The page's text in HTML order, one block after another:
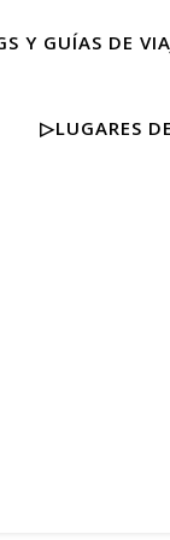
Y GUÍAS DE
▷LUGARES